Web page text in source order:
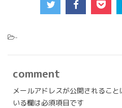
-
comment
メールアドレスが公開されること
いる欄は必須項目です